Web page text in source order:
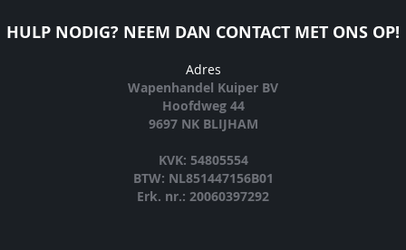
HULP NODIG? NEEM DAN CONTACT MET ONS OP!
Adres
Wapenhandel Kuiper BV
Hoofdweg 44
9697 NK BLIJHAM
KVK: 54805554
BTW: NL851447156B01
Erk. nr.: 20060397292